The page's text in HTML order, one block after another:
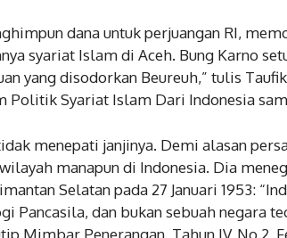
dana untuk perjuangan RI,
syariat Islam di Aceh. Bung Karno
yang disodorkan Beureuh,” tulis
Politik Syariat Islam Dari Indonesia
menepati janjinya. Demi alasan
manapun di Indonesia. Dia
Selatan pada 27 Januari 1953:
Pancasila, dan bukan sebuah negara
Mimbar Penerangan, Tahun IV, No.2,